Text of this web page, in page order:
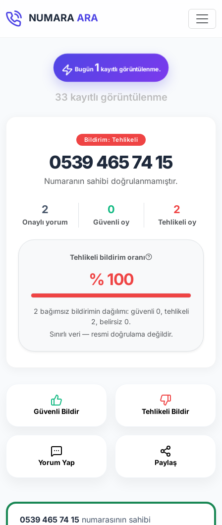
NUMARA ARA
Bugün 1 kayıtlı görüntülenme.
33 kayıtlı görüntülenme
Bildirim: Tehlikeli
0539 465 74 15
Numaranın sahibi doğrulanmamıştır.
2
Onaylı yorum
0
Güvenli oy
2
Tehlikeli oy
Tehlikeli bildirim oranı
% 100
2 bağımsız bildirimin dağılımı: güvenli 0, tehlikeli
2, belirsiz 0.
Sınırlı veri — resmi doğrulama değildir.
Güvenli Bildir Tehlikeli Bildir
Yorum Yap Paylaş
0539 465 74 15 numarasının sahibi